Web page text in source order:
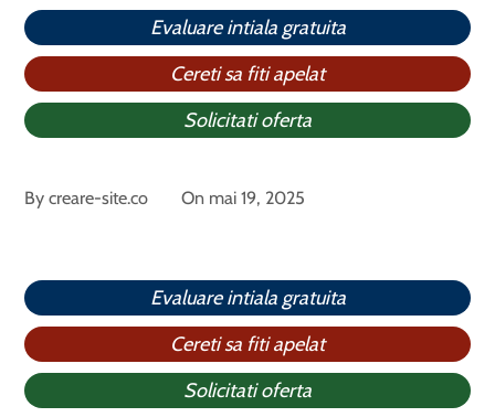
Evaluare intiala gratuita
Cereti sa fiti apelat
Solicitati oferta
Bycreare-site.co On mai 19, 2025
Evaluare intiala gratuita
Cereti sa fiti apelat
Solicitati oferta